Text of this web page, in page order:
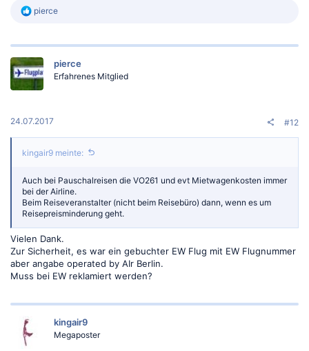
R
k
i
o
:
pierce
pierce
Erfahrenes Mitglied
24.07.2017 #12
kingair9 meinte:
Auch bei Pauschalreisen die VO261 und evt Mietwagenkosten immer
bei der Airline.
Beim Reiseveranstalter (nicht beim Reisebüro) dann, wenn es um
Reisepreisminderung geht.
Vielen Dank.
Zur Sicherheit, es war ein gebuchter EW Flug mit EW Flugnummer
aber angabe operated by AIr Berlin.
Muss bei EW reklamiert werden?
kingair9
Megaposter